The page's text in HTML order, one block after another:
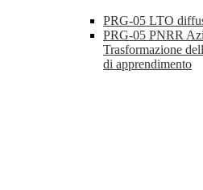
PRG-05 LTO
PRG-05 PNRR
Trasformazione
di apprendimento